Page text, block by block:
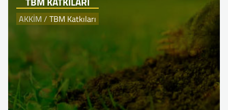
AKKİM / TBM Katkıları